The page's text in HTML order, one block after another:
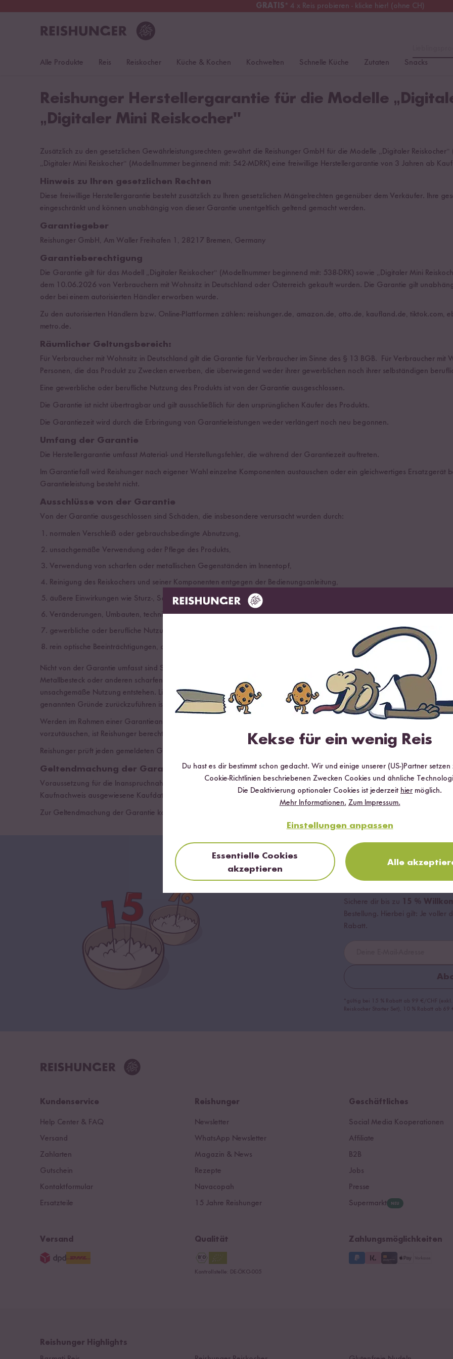
GRATIS* 4 x Reis probieren - klicke hier! (ohne CH)
Kostenloser Versand
Alle Produkte Reis Reiskocher Küche & Kochen Kochwelten Schnelle Küche Zutaten Snacks
Reishunger Herstellergarantie für die Modelle
„Digitaler Mini Reiskocher"
Zusätzlich zu den gesetzlichen Gewährleistungsrechten gewährt die Reishunger GmbH für die Modelle „Digitaler
„Digitaler Mini Reiskocher“ (Modellnummer beginnend mit: 542-MDRK) eine freiwillige Herstellergarantie von 3 Jahren ab
Hinweis zu Ihren gesetzlichen Rechten
Diese freiwillige Herstellergarantie besteht zusätzlich zu Ihren gesetzlichen Mängelrechten gegenüber dem Verkäufer. Ihre
eingeschränkt und können unabhängig von dieser Garantie unentgeltlich geltend gemacht werden.
Garantiegeber
Reishunger GmbH, Am Waller Freihafen 1, 28217 Bremen, Germany
Garantieberechtigung
Die Garantie gilt für das Modell „Digitaler Reiskocher“ (Modellnummer beginnend mit: 538-DRK) sowie „Digitaler Mini
dem 10.06.2026 von Verbrauchern mit Wohnsitz in Deutschland oder Österreich gekauft wurden. Die Garantie gilt
oder bei einem autorisierten Händler erworben wurde.
Zu den autorisierten Händlern bzw. Online-Plattformen zählen: reishunger.de, amazon.de, otto.de, kaufland.de, tiktok.com,
metro.de.
Räumlicher Geltungsbereich:
Für Verbraucher mit Wohnsitz in Deutschland gilt die Garantie für Verbraucher im Sinne des § 13 BGB. Für Verbraucher mit
Personen, die das Produkt zu Zwecken erwerben, die überwiegend weder ihrer gewerblichen noch ihrer selbständigen
Eine gewerbliche oder berufliche Nutzung des Produkts ist von der Garantie ausgeschlossen.
Die Garantie ist nicht übertragbar und gilt ausschließlich für den ursprünglichen Käufer des Produkts.
Die Garantiezeit wird durch die Erbringung von Garantieleistungen weder verlängert noch neu begonnen.
Umfang der Garantie
Die Herstellergarantie umfasst Material- und Herstellungsfehler, die während der Garantiezeit auftreten.
Im Garantiefall wird Reishunger nach eigener Wahl einzelne Komponenten austauschen oder ein gleichwertiges Ersatzgerät
Garantieleistung besteht nicht.
Ausschlüsse von der Garantie
Von der Garantie ausgeschlossen sind Schäden, die insbesondere verursacht wurden durch:
normalen Verschleiß oder gebrauchsbedingte Abnutzung,
unsachgemäße Verwendung oder Pflege des Produkts,
Verwendung von scharfen oder metallischen Gegenständen im Innentopf,
Reinigung des Reiskochers und seiner Komponenten entgegen der Bedienungsanleitung,
äußere Einwirkungen wie Sturz-, Schlag- oder Transportschäden,
Veränderungen, Umbauten, technische Eingriffe oder Reparaturen durch nicht autorisierte Personen,
gewerbliche oder berufliche Nutzung des Produkts,
rein optische Beeinträchtigungen, die die Funktion des Produkts nicht beeinträchtigen.
Nicht von der Garantie umfasst sind Schäden oder Verschleißerscheinungen der Antihaftbeschichtung der Innentöpfe, die
Metallbesteck oder anderen scharfen Gegenständen, Reinigung entgegen der Bedienungsanleitung, Reinigung in der
unsachgemäße Nutzung entstehen. Liegt der Schaden hingegen nachweislich an einem Material- oder Herstellungsfehler der
genannten Gründe zurückzuführen ist, bleibt der Garantieanspruch unberührt.
Werden im Rahmen einer Garantieanfrage gefälschte oder manipulierte Kaufnachweise vorgelegt oder wird das Produkt
vorzutäuschen, ist Reishunger berechtigt, die Garantieleistung zu verweigern und die hierdurch entstandenen Kosten dem
Reishunger prüft jeden gemeldeten Garantiefall sorgfältig. Liegen die Voraussetzungen dieser Herstellergarantie nicht vor,
Geltendmachung der Garantie
Voraussetzung für die Inanspruchnahme der Garantie ist die Vorlage eines Kaufnachweises (z. B. Rechnung,
Kaufnachweis ausgewiesene Kaufdatum.
Zur Geltendmachung der Garantie kann der Kundenservice von Reishunger unter
Jetzt zum
anmelden
Sichere dir bis zu 15 %
Bestellung. Hierbei gilt: Je
Rabatt.
*gültig bei 15 % Rabatt ab 99 €/CHF
Reiskocher Starter Set), 10 % Rabatt ab
Kundenservice
Help Center & FAQ
Versand
Zahlarten
Gutschein
Kontaktformular
Ersatzteile
Reishunger
Newsletter
WhatsApp Newsletter
Magazin & News
Rezepte
Navacopah
15 Jahre Reishunger
Geschäftliches
Social Media Kooperationen
Affiliate
B2B
Jobs
Presse
Supermarkt
NEU
Versand Qualität
Kontrollstelle: DE-ÖKO-005
Zahlungsmöglichkeiten
Reishunger Highlights
Kekse für ein wenig Reis
Du hast es dir bestimmt schon gedacht. Wir und einige unserer (US-)Partner
Cookie-Richtlinien beschriebenen Zwecken Cookies und ähnliche
Die Deaktivierung optionaler Cookies ist jederzeit hier möglich.
Mehr Informationen. Zum Impressum.
Einstellungen anpassen
Essentielle Cookies
akzeptieren
Alle